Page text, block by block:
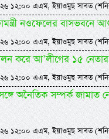
১২:০০ এএম, ইয়াওমুছ সাবত
নওফেলের বাসভবনে
১২:০০ এএম, ইয়াওমুছ সাবত
করে আ’লীগের ১৫
১২:০০ এএম, ইয়াওমুছ সাবত
সঙ্গে অনৈতিক সম্পর্ক
১২:০০ এএম, ইয়াওমুছ সাবত